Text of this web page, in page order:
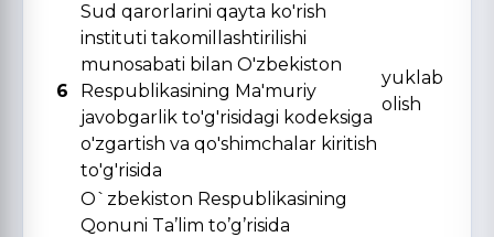
6
Sud qarorlarini qayta ko'rish
instituti takomillashtirilishi
munosabati bilan O'zbekiston
Respublikasining Ma'muriy
javobgarlik to'g'risidagi kodeksiga
o'zgartish va qo'shimchalar kiritish
to'g'risida
yuklab
olish
O`zbekiston Respublikasining
Qonuni Ta’lim to’g’risida